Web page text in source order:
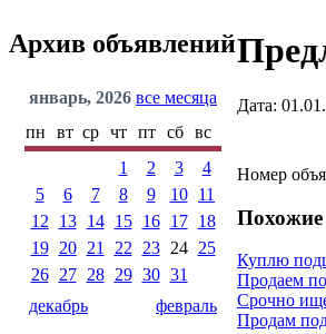
Архив объявлений
январь, 2026 все месяца
пн
вт ср чт пт сб вс
1
2 3
4
5
6 7 8 9 10
11
12
13 14 15 16 17
18
19
20 21 22 23 24
25
26
27 28 29 30 31
декабрь
февраль
Дата:
Номер
Похожие
Куплю
Продаем
Срочно
Продам